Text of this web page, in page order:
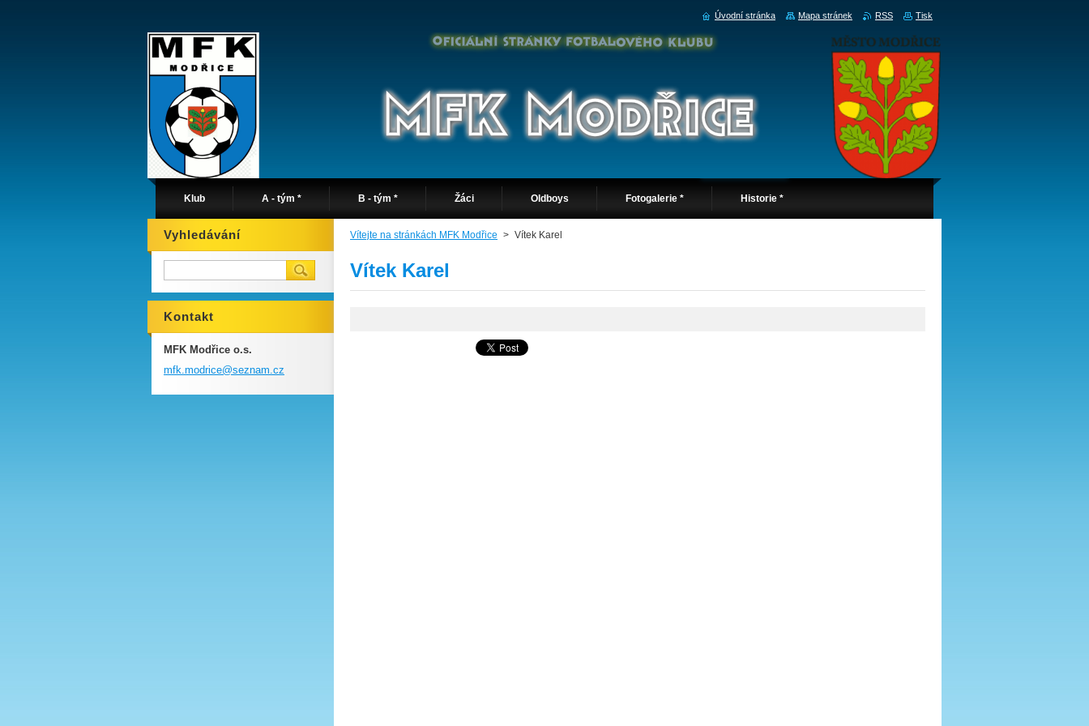
Klub A - tým * B - tým * Žáci Oldboys Fotogalerie * Historie *
Vítejte na stránkách MFK Modřice > Vítek Karel
Vítek Karel
Vyhledávání
Kontakt
MFK Modřice o.s.
mfk.modrice@seznam.cz
Úvodní stránka Mapa stránek RSS Tisk